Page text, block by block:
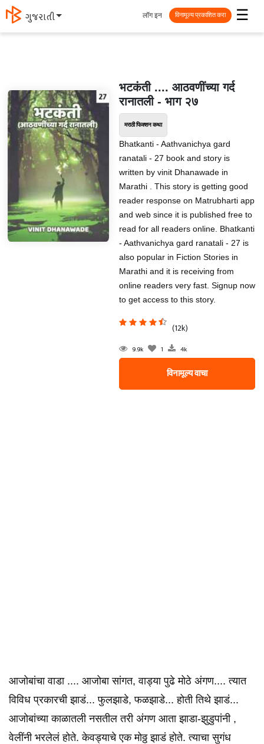
ગુજરાતી ☰
लॉग इन विनामूल्य प्रकाशित करा
भटकंती .... आठवणींच्या गर्द
रानातली - भाग २७
मराठी फिक्शन कथा
Bhatkanti - Aathvanichya gard
ranatali - 27 book and story is
written by vinit Dhanawade in
Marathi . This story is getting good
reader response on Matrubharti app
and web since it is published free to
read for all readers online. Bhatkanti
- Aathvanichya gard ranatali - 27 is
also popular in Fiction Stories in
Marathi and it is receiving from
online readers very fast. Signup now
to get access to this story.
(12k)
9.9k 1 4k
विनामूल्य वाचा
आजोबांचा वाडा .... आजोबा सांगत, वाड्या पुढे मोठे अंगण.... त्यात
विविध प्रकारची झाडं... फुलझाडे, फळझाडे... होती तिथे झाडं...
आजोबांच्या काळातली नसतील तरी अंगण आता झाडा-झुडुपांनी ,
वेलींनी भरलेलं होते. केवड्याचे एक मोठ्ठ झाडं होते. त्याचा सुगंध